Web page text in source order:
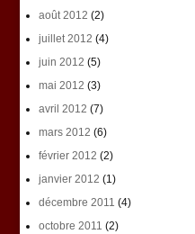
août 2012 (2)
juillet 2012 (4)
juin 2012 (5)
mai 2012 (3)
avril 2012 (7)
mars 2012 (6)
février 2012 (2)
janvier 2012 (1)
décembre 2011 (4)
octobre 2011 (2)